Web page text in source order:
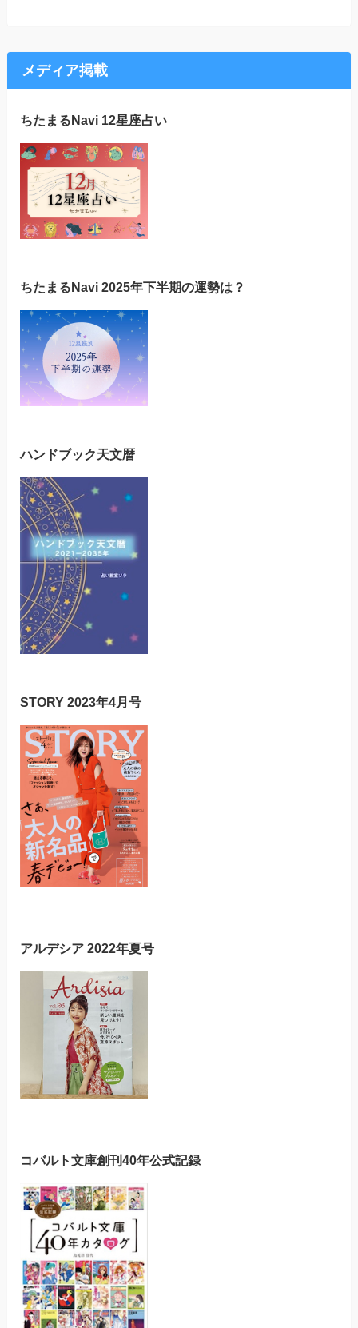
メディア掲載
ちたまるNavi 12星座占い
ちたまるNavi 2025年下半期の運勢は？
ハンドブック天文暦
STORY 2023年4月号
アルデシア 2022年夏号
コバルト文庫創刊40年公式記録